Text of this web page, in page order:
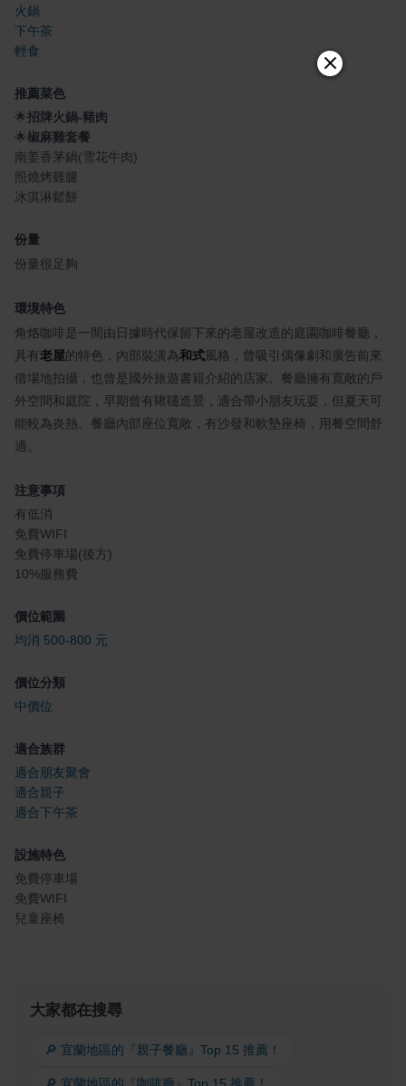
火鍋
下午茶
輕食
推薦菜色
🌟招牌火鍋-豬肉
🌟椒麻雞套餐
南姜香茅鍋(雪花牛肉)
照燒烤雞腿
冰淇淋鬆餅
份量
份量很足夠
環境特色
角烙咖啡是一間由日據時代保留下來的老屋改造的庭園咖啡餐廳，
具有老屋的特色，內部裝潢為和式風格，曾吸引偶像劇和廣告前來
借場地拍攝，也曾是國外旅遊書籍介紹的店家。餐廳擁有寬敞的戶
外空間和庭院，早期曾有鞦韆造景，適合帶小朋友玩耍，但夏天可
能較為炎熱。餐廳內部座位寬敞，有沙發和軟墊座椅，用餐空間舒
適。
注意事項
有低消
免費WIFI
免費停車場(後方)
10%服務費
價位範圍
均消 500-800 元
價位分類
中價位
適合族群
適合朋友聚會
適合親子
適合下午茶
設施特色
免費停車場
免費WIFI
兒童座椅
大家都在搜尋
🔎 宜蘭地區的『親子餐廳』Top 15 推薦！